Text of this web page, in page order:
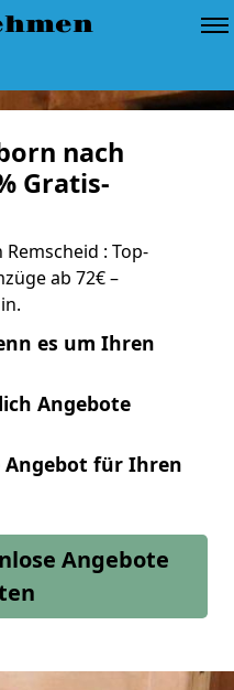
nach
Gratis-
: Top-
ab 72€ –
es um Ihren
Angebote
Angebot für Ihren
Angebote